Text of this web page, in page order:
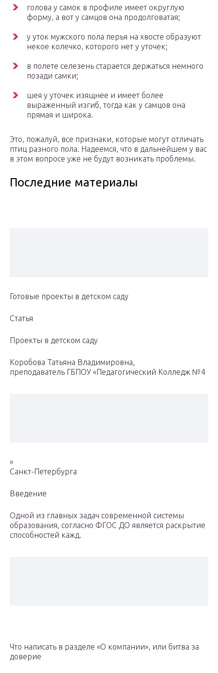
голова у самок в профиле имеет округлую
форму, а вот у самцов она продолговатая;
у уток мужского пола перья на хвосте образуют
некое колечко, которого нет у уточек;
в полете селезень старается держаться немного
позади самки;
шея у уточек изящнее и имеет более
выраженный изгиб, тогда как у самцов она
прямая и широка.
Это, пожалуй, все признаки, которые могут отличать
птиц разного пола. Надеемся, что в дальнейшем у вас
в этом вопросе уже не будут возникать проблемы.
Последние материалы
Готовые проекты в детском саду
Статья
Проекты в детском саду
Коробова Татьяна Владимировна,
преподаватель ГБПОУ «Педагогический Колледж №4
»
Санкт-Петербурга
Введение
Одной из главных задач современной системы
образования, согласно ФГОС ДО является раскрытие
способностей кажд.
Что написать в разделе «О компании», или битва за
доверие